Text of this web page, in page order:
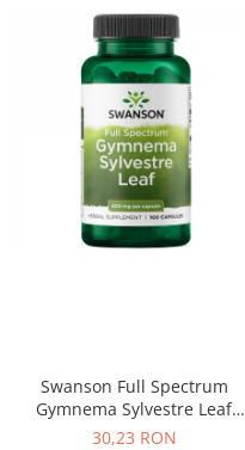
Swanson Full Spectrum
Gymnema Sylvestre Leaf
400mg 100 caps
30,23 RON